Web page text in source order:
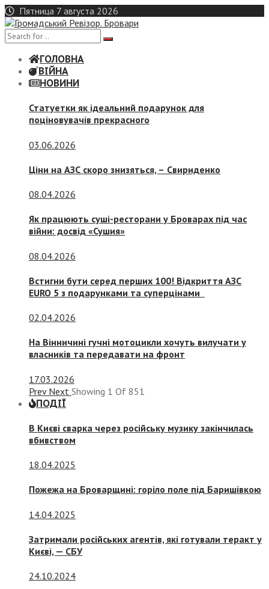
Skip
to
content
Пятница 7 августа 2026
ГОЛОВНА
ВІЙНА
НОВИНИ
Статуетки як ідеальний подарунок для
поціновувачів прекрасного
03.06.2026
Ціни на АЗС скоро знизяться, – Свириденко
08.04.2026
Як працюють суші-ресторани у Броварах під час
війни: досвід «Сушия»
08.04.2026
Встигни бути серед перших 100! Відкриття АЗС
EURO 5 з подарунками та суперцінами
02.04.2026
На Вінничині гучні мотоцикли хочуть вилучати у
власників та передавати на фронт
17.03.2026
Prev Next Showing 1 Of 851
ПОДІЇ
В Києві сварка через російську музику закінчилась
вбивством
18.04.2025
Пожежа на Броварщині: горіло поле під Баришівкою
14.04.2025
Затримали російських агентів, які готували теракт у
Києві, — СБУ
24.10.2024